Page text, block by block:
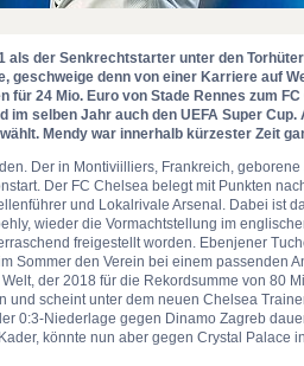
als der Senkrechtstarter unter den
geschweige denn von einer Karriere auf
24 Mio. Euro von Stade Rennes zum
selben Jahr auch den UEFA Super Cup.
Mendy war innerhalb kürzester Zeit
Der in Montiviilliers, Frankreich,
Der FC Chelsea belegt mit Punkten
und Lokalrivale Arsenal. Dabei ist
wieder die Vormachtstellung im
freigestellt worden. Ebenjener
Sommer den Verein bei einem passenden
der 2018 für die Rekordsumme von 80
scheint unter dem neuen Chelsea
0:3-Niederlage gegen Dinamo Zagreb
könnte nun aber gegen Crystal Palace